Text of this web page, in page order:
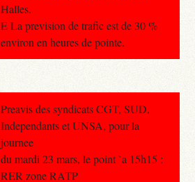
Halles.
E La prevision de trafic est de 30 %
environ en heures de pointe.
Preavis des syndicats CGT, SUD,
Independants et UNSA, pour la
journee
du mardi 23 mars, le point `a 15h15 :
RER zone RATP